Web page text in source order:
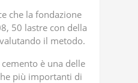
che la fondazione
50 lastre con della
il metodo.
è una delle
più importanti di